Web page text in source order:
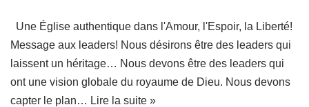
Une Église authentique dans l'Amour, l'Espoir, la Liberté!
Message aux leaders! Nous désirons être des leaders qui
laissent un héritage… Nous devons être des leaders qui
ont une vision globale du royaume de Dieu. Nous devons
capter le plan… Lire la suite »